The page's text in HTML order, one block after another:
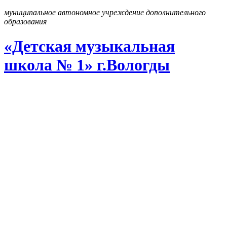
муниципальное автономное учреждение дополнительного
образования
«Детская музыкальная
школа № 1» г.Вологды